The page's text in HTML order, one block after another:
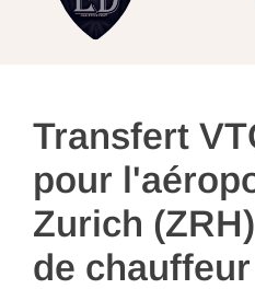
Transfert
pour
Zurich
de